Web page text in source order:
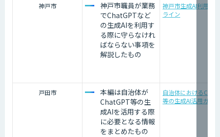
神戸市
神戸市職員が業務
でChatGPTなど
の生成AIを利用す
る際に守らなけれ
ばならない事項を
解説したもの
神戸市生成AI利用ガ
ライン
戸田市
本編は自治体が
ChatGPT等の生
成AIを活用する際
に必要となる情報
をまとめたもの
自治体における
等の生成AI活用ガイド